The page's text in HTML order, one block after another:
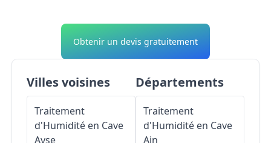
Obtenir un devis gratuitement
Villes voisines
Traitement
d'Humidité en Cave
Ayse
Départements
Traitement
d'Humidité en Cave
Ain